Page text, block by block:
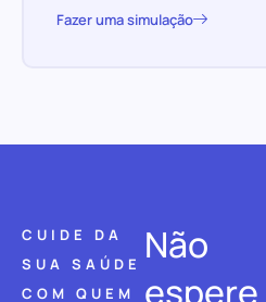
Fazer uma simulação
CUIDE DA
SUA SAÚDE
COM QUEM
Não